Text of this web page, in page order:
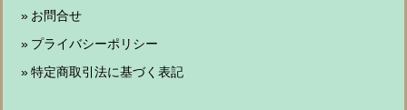
お問合せ
プライバシーポリシー
特定商取引法に基づく表記